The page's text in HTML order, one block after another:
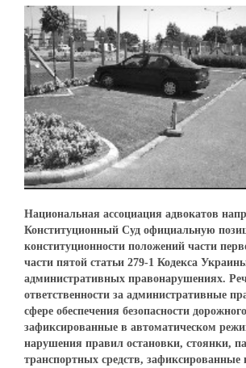
Национальная ассоциация адвокатов
Конституционный Суд официальную
конституционности положений части
части пятой статьи 279-1 Кодекса
административных правонарушениях.
ответственности за административные
сфере обеспечения безопасности
зафиксированные в автоматическом
нарушения правил остановки, стоянки,
транспортных средств, зафиксированные